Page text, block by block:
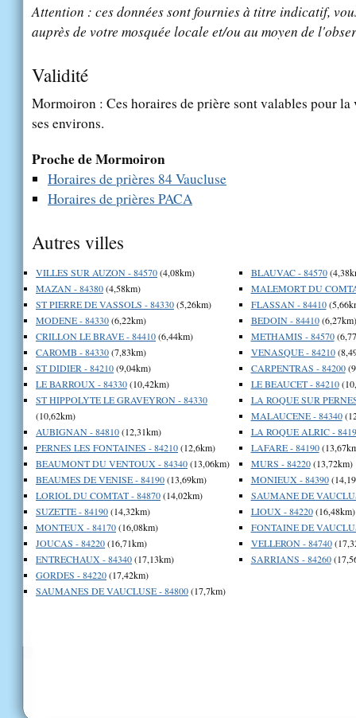
Attention : ces données sont fournies à titre indicatif,
auprès de votre mosquée locale et/ou au moyen de
Validité
Mormoiron : Ces horaires de prière sont valables pour
ses environs.
Proche de Mormoiron
Horaires de prières 84 Vaucluse
Horaires de prières PACA
Autres villes
VILLES SUR AUZON - 84570(4,08km)
MAZAN - 84380(4,58km)
ST PIERRE DE VASSOLS - 84330(5,26km)
MODENE - 84330(6,22km)
CRILLON LE BRAVE - 84410(6,44km)
CAROMB - 84330(7,83km)
ST DIDIER - 84210(9,04km)
LE BARROUX - 84330(10,42km)
ST HIPPOLYTE LE GRAVEYRON - 84330
(10,62km)
AUBIGNAN - 84810(12,31km)
PERNES LES FONTAINES - 84210(12,6km)
BEAUMONT DU VENTOUX - 84340(13,06km)
BEAUMES DE VENISE - 84190(13,69km)
LORIOL DU COMTAT - 84870(14,02km)
SUZETTE - 84190(14,32km)
MONTEUX - 84170(16,08km)
JOUCAS - 84220(16,71km)
ENTRECHAUX - 84340(17,13km)
GORDES - 84220(17,42km)
SAUMANES DE VAUCLUSE - 84800(17,7km)
BLAUVAC - 84570
MALEMORT DU
FLASSAN - 84410
BEDOIN - 84410(6,27km)
METHAMIS - 84570
VENASQUE - 84210
CARPENTRAS - 84200
LE BEAUCET - 84210
LA ROQUE SUR
MALAUCENE - 84340
LA ROQUE ALRIC -
LAFARE - 84190
MURS - 84220(13,72km)
MONIEUX - 84390
SAUMANE DE
LIOUX - 84220(16,48km)
FONTAINE DE
VELLERON - 84740
SARRIANS - 84260